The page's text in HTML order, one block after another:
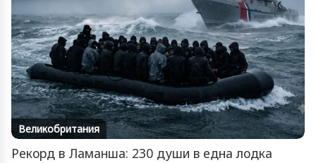
Великобритания
Рекорд в Ламанша: 230 души в една лодка